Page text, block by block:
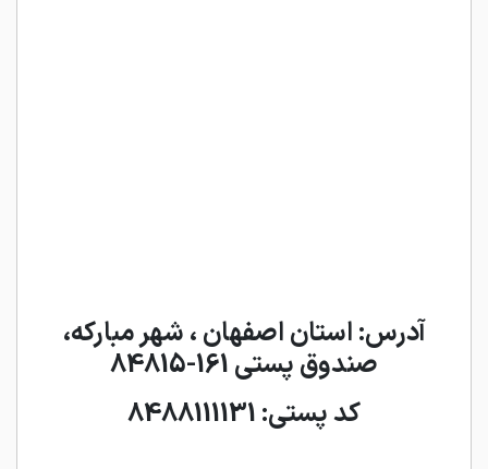
آدرس: استان اصفهان ، شهر مباركه،
صندوق پستي 161-84815
كد پستي: 8488111131